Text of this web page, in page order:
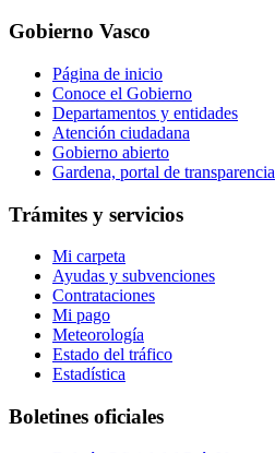
Gobierno Vasco
Página de inicio
Conoce el Gobierno
Departamentos y entidades
Atención ciudadana
Gobierno abierto
Gardena, portal de transparencia
Trámites y servicios
Mi carpeta
Ayudas y subvenciones
Contrataciones
Mi pago
Meteorología
Estado del tráfico
Estadística
Boletines oficiales